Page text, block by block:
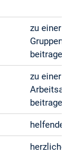
zu einer
beitragen
zu einer
beitragen
helfende